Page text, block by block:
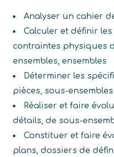
Analyser un cahier
Calculer et définir
contraintes physiques
ensembles, ensembles
Déterminer les
pièces, sous-
Réaliser et faire
détails, de sous-
Constituer et faire
plans, dossiers de